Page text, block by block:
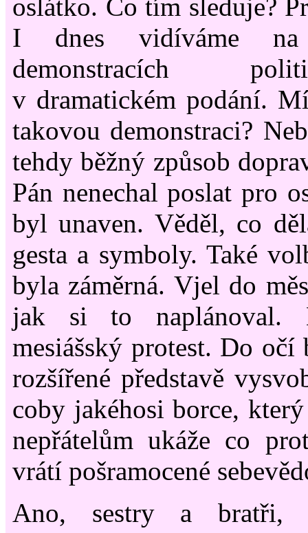
oslátko. Co tím sleduje?
I dnes vidíváme na
demonstracích
v dramatickém podání.
takovou demonstraci?
tehdy běžný způsob
Pán nenechal poslat pro
byl unaven. Věděl, co
gesta a symboly. Také
byla záměrná. Vjel do
jak si to naplánoval.
mesiášský protest. Do
rozšířené představě
coby jakéhosi borce,
nepřátelům ukáže co
vrátí pošramocené
Ano, sestry a bratři,